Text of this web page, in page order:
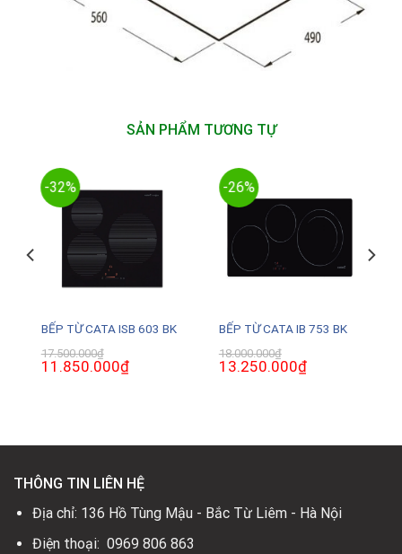
SẢN PHẨM TƯƠNG TỰ
-32%
BẾP TỪ CATA ISB 603 BK
17.500.000₫
Giá
gốc
11.850.000₫Giá
hiện
-26%
BẾP TỪ CATA IB 753 BK
18.000.000₫
Giá
gốc
13.250.000₫Giá
hiện
THÔNG TIN LIÊN HỆ
Địa chỉ: 136 Hồ Tùng Mậu - Bắc Từ Liêm - Hà Nội
Điện thoại: 0969 806 863